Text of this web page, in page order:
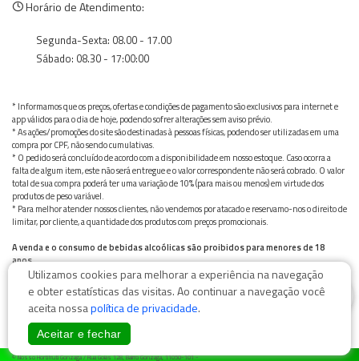
Horário de Atendimento:
Segunda-Sexta: 08.00 - 17.00
Sábado: 08.30 - 17:00:00
* Informamos que os preços, ofertas e condições de pagamento são exclusivos para internet e
app válidos para o dia de hoje, podendo sofrer alterações sem aviso prévio.
* As ações/promoções do site são destinadas à pessoas físicas, podendo ser utilizadas em uma
compra por CPF, não sendo cumulativas.
* O pedido será concluído de acordo com a disponibilidade em nosso estoque. Caso ocorra a
falta de algum item, este não será entregue e o valor correspondente não será cobrado. O valor
total de sua compra poderá ter uma variação de 10% (para mais ou menos) em virtude dos
produtos de peso variável.
* Para melhor atender nossos clientes, não vendemos por atacado e reservamo-nos o direito de
limitar, por cliente, a quantidade dos produtos com preços promocionais.
A venda e o consumo de bebidas alcoólicas são proibidos para menores de 18
anos.
Bebida alcoólica pode causar dependência química e, em excesso, provoca graves males à saúde.
Beba com moderação
© Nosso Hortifruti Gonzaga / Rua Goiás 128, Bairro Gonzaga, 11050-101 -
Utilizamos cookies para melhorar a experiência na navegação
e obter estatísticas das visitas. Ao continuar a navegação você
aceita nossapolítica de privacidade.
Aceitar e fechar